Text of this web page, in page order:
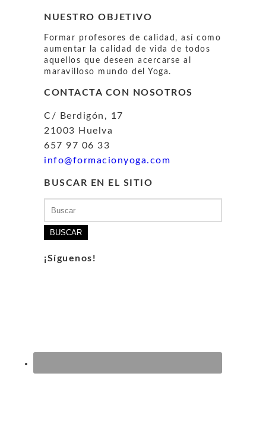
NUESTRO OBJETIVO
Formar profesores de calidad, así como
aumentar la calidad de vida de todos
aquellos que deseen acercarse al
maravilloso mundo del Yoga.
CONTACTA CON NOSOTROS
C/ Berdigón, 17
21003 Huelva
657 97 06 33
info@formacionyoga.com
BUSCAR EN EL SITIO
¡Síguenos!